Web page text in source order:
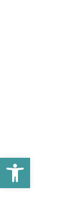
Ouvrir la barre d’outils